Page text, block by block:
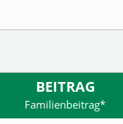
BEITRAG
Familienbeitrag*